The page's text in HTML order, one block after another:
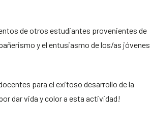
de otros estudiantes provenientes de
y el entusiasmo de los/as jóvenes
para el exitoso desarrollo de la
dar vida y color a esta actividad!